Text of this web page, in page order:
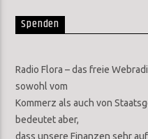
Spenden
Radio Flora – das freie
sowohl vom
Kommerz als auch von
bedeutet aber,
dass unsere Finanzen sehr